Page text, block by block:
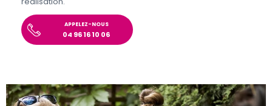
APPELEZ-NOUS
04 96 16 10 06